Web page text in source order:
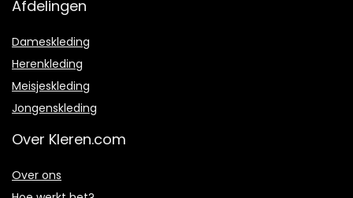
Afdelingen
Dameskleding
Herenkleding
Meisjeskleding
Jongenskleding
Over Kleren.com
Over ons